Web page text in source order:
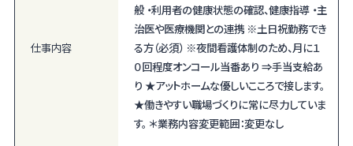
仕事内容
般 ・利用者の健康状態の確認、健康指導 ・主
治医や医療機関との連携 ※土日祝勤務でき
る方（必須） ※夜間看護体制のため、月に１
０回程度オンコール当番あり ⇒手当支給あ
り ★アットホームな優しいこころで接します。
★働きやすい職場づくりに常に尽力していま
す。 ＊業務内容変更範囲：変更なし